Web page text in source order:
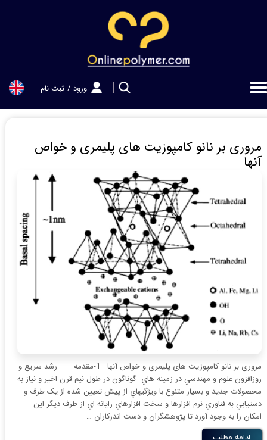
ورود / ثبت نام
سفارشات
خروج از حساب کاربری
مروری بر نانو کامپوزیت های پلیمری و خواص
آنها
مروری بر نانو کامپوزیت های پلیمری و خواص آنها 1-مقدمه رشد سريع و
روزافزون علوم و مهندسي در زمينه هاي گوناگون در طول نيم قرن اخير و نياز به
محصولات جديد و بسيار متنوع با ويژگيهاي از پيش تعيين شده از يک طرف و
دستيابي به فناوري نرم افزارها و سخت افزارهاي رايانه اي از طرف ديگر اين
امکان را به وجود آورد تا پژوهشگران و دست اندرکاران …
ادامه مطلب